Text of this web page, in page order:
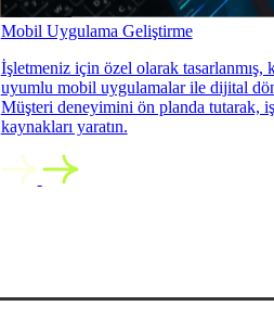
Mobil Uygulama Geliştirme
İşletmeniz için özel olarak tasarlanmış,
uyumlu mobil uygulamalar ile dijital
Müşteri deneyimini ön planda tutarak,
kaynakları yaratın.